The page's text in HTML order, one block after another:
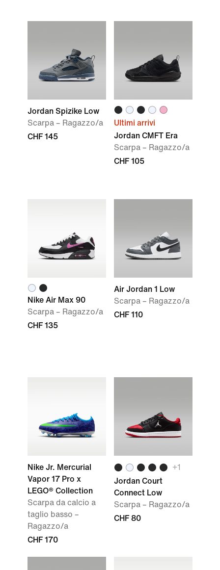
Jordan Spizike Low
Scarpa – Ragazzo/a
CHF 145
Ultimi arrivi
Jordan CMFT Era
Scarpa – Ragazzo/a
CHF 105
Nike Air Max 90
Scarpa – Ragazzo/a
CHF 135
Air Jordan 1 Low
Scarpa – Ragazzo/a
CHF 110
Nike Jr. Mercurial
Vapor 17 Pro x
LEGO® Collection
Scarpa da calcio a
taglio basso –
Ragazzo/a
CHF 170
+1
Jordan Court
Connect Low
Scarpa – Ragazzo/a
CHF 80